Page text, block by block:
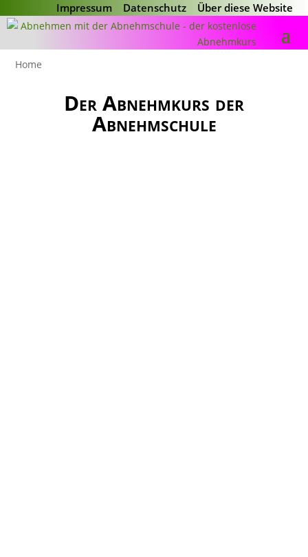
Impressum Datenschutz Über diese Website
Home
Der Abnehmkurs der
Abnehmschule